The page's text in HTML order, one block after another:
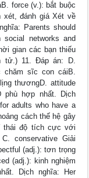
force (v.): bắt buộc
xét, đánh giá Xét về
Parents should
networks and
gian các bạn thiếu
tử.) 11. Đáp án: D.
chăm sĩc con cáiB.
thươngD. attitude
phù hợp nhất. Dịch
adults who have a
cách thế hệ gây
thái độ tích cực với
conservative Giải
(adj.): tơn trọng
(adj.): kinh nghiệm
Dịch nghĩa: Her